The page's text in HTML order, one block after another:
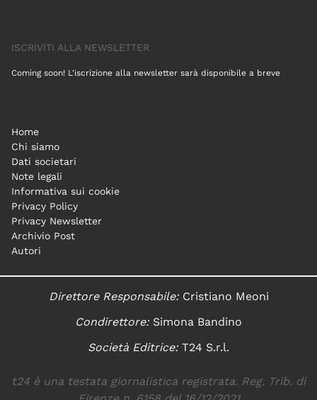
ISCRIVITI ALLA NEWSLETTER
Coming soon! L'iscrizione alla newsletter sarà disponibile a breve
Home
Chi siamo
Dati societari
Note legali
Informativa sui cookie
Privacy Policy
Privacy Newsletter
Archivio Post
Autori
Direttore Responsabile:Cristiano Meoni
Condirettore:Simona Bandino
Società Editrice:T24 S.r.l.
t24 è una testata giornalistica registrata. Reg. Trib. di